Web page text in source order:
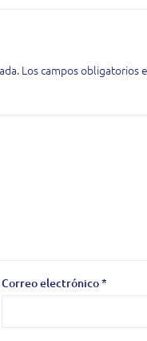
Los campos obligatorios
Correo electrónico*